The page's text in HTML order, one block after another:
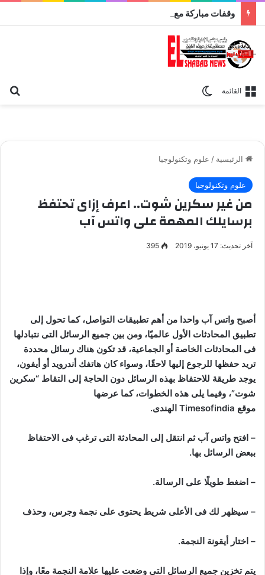
القائمة
الرئيسية / علوم وتكنولوجيا
علوم وتكنولوجيا
من غير سكرين شوت.. اعرف إزاى تحتفظ
برسايلك المهمة على واتس آب
آخر تحديث: 17 يونيو، 2019 395
أصبح واتس آب واحدا من أهم تطبيقات التواصل، كما تحول إلى
تطبيق المحادثات الأول عالميًا، ومن بين جميع الرسائل التى نتبادلها
فى المحادثات الخاصة أو الجماعية، قد تكون هناك رسائل محددة
تريد حفظها للرجوع إليها لاحقًا، وسواء كان هاتفك أندرويد أو أيفون،
يوجد طريقة للاحتفاظ بهذه الرسائل دون الحاجة إلى التقاط “سكرين
شوت”، وفيما يلى هذه الخطوات، كما عرضها
موقع Timesofindia الهندى.
– افتح واتس آب ثم انتقل إلى المحادثة التى ترغب فى الاحتفاظ
ببعض الرسائل بها.
– اضغط طويلًا على الرسالة.
– سيظهر لك فى الأعلى شريط يحتوى على نجمة وجرس، وحذف
– اختار أيقونة النجمة.
يتم تخزين جميع الرسائل التى وضعت عليها علامة النجمة معًا، وإذا